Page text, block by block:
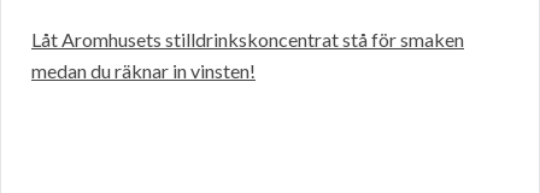
Låt Aromhusets stilldrinkskoncentrat stå för smaken
medan du räknar in vinsten!